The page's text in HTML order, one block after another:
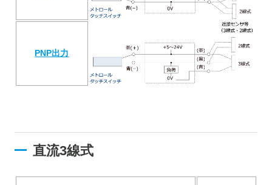
PNP出力
直流3線式